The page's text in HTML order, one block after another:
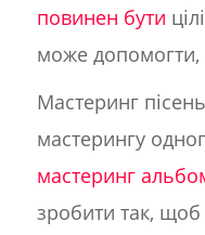
повинен бути
може допомогти,
Мастеринг
мастерингу
мастеринг
зробити так, щоб